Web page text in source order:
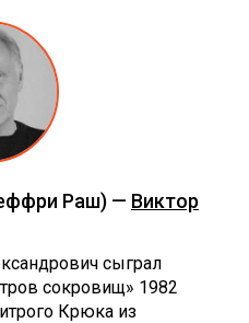
Раш) — Виктор
сыграл
сокровищ» 1982
Крюка из